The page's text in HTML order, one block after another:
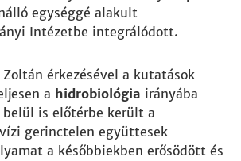
egységgé alakult
Intézetbe integrálódott.
érkezésével a kutatások
a hidrobiológia irányába
is előtérbe került a
gerinctelen együttesek
a későbbiekben erősödött és